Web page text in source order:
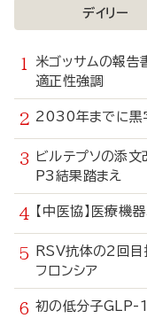
デイリー
米ゴッサムの報
適正性強調
2030年までに黒
ビルテプソの添
P3結果踏まえ
【中医協】医療
RSV抗体の2回
フロンシア
初の低分子GLP-